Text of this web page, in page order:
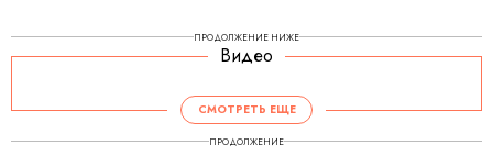
ПРОДОЛЖЕНИЕ НИЖЕ
Видео
i
d
e
o
P
l
СМОТРЕТЬ ЕЩЕ
ПРОДОЛЖЕНИЕ